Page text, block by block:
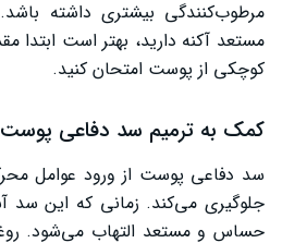
مرطوب‌کنندگی بیشتری داشته
مستعد آکنه دارید، بهتر است ابتدا
کوچکی از پوست امتحان کنید.
کمک به ترمیم سد دفاعی پوست
سد دفاعی پوست از ورود عوامل
جلوگیری می‌کند. زمانی که این
حساس و مستعد التهاب می‌شود.